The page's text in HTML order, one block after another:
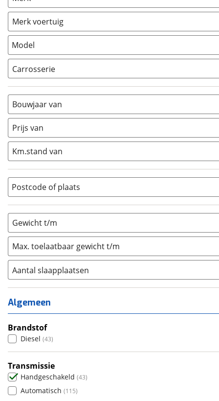
Caravan
Vouwwagen
Merk voertuig
Model
Carrosserie
Alkoof (1)
Busmodel
Caravan (0)
Half-integraal
Integraal (22)
Opzetunit (0
Vouwwagen (0)
Bouwjaar van
Prijs van
Km.stand van
Postcode of plaats
Gewicht t/m
Max. toelaatbaar gewicht t/m
Aantal slaapplaatsen
1 (1)
2 (10)
3 (8)
4 (17)
5 (2)
6+ (1)
Algemeen
Brandstof
Diesel (43)
Transmissie
Handgeschakeld (43)
Automatisch (115)